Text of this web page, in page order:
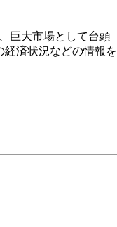
巨大市場として台頭
経済状況などの情報を